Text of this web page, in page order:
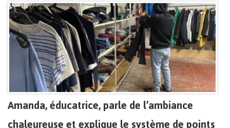
Amanda, éducatrice, parle de l’ambiance